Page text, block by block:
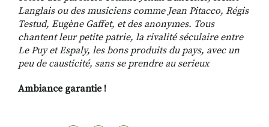
Langlais ou des musiciens comme Jean Pitacco, Régis
Testud, Eugène Gaffet, et des anonymes. Tous
chantent leur petite patrie, la rivalité séculaire entre
Le Puy et Espaly, les bons produits du pays, avec un
peu de causticité, sans se prendre au serieux
Ambiance garantie !